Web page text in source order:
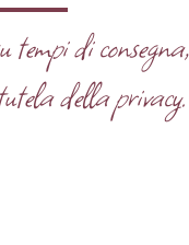
di consegna,
della privacy.